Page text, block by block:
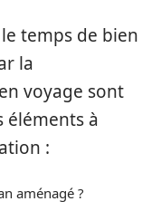
temps de bien
la
voyage sont
éléments à
:
aménagé ?